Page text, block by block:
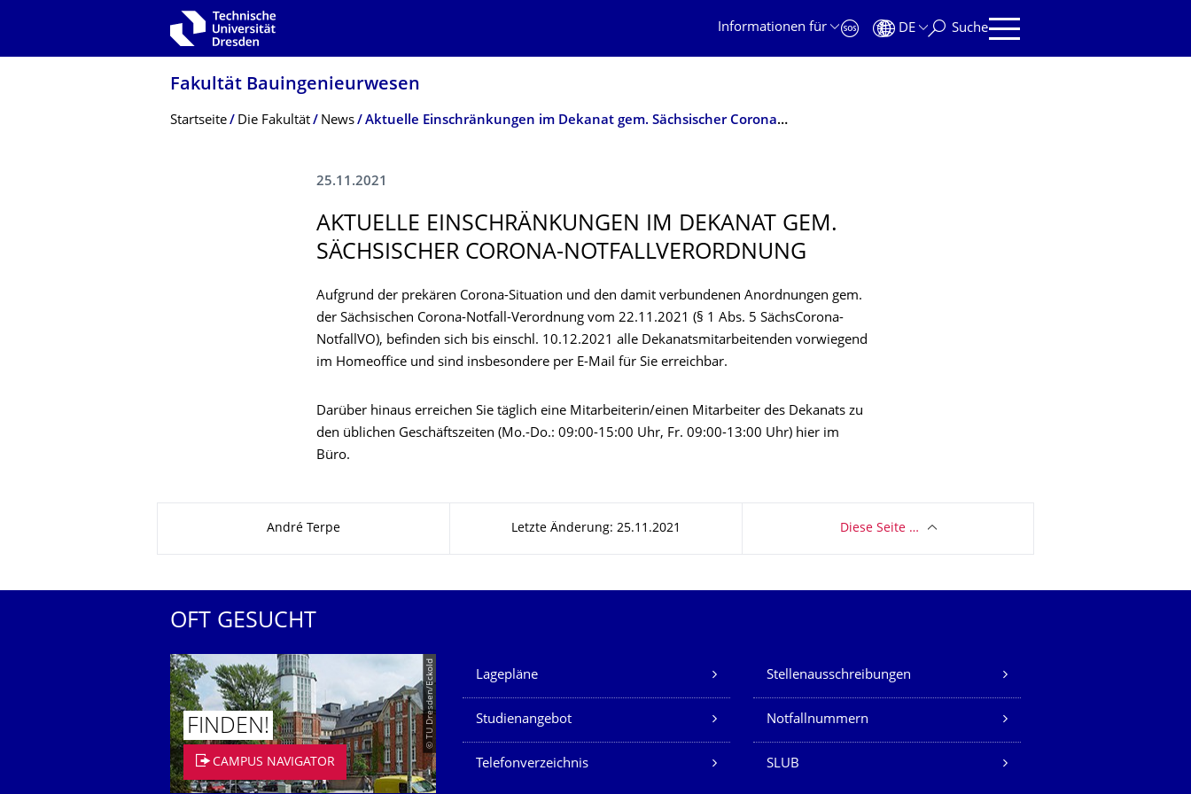
Zur Hauptnavigation springen
Informationen für
DE Suche
Fakultät Bauingenieurwesen
Breadcrumb-Menü
Startseite Die Fakultät News Aktuelle Einschränkungen im Dekanat gem. Sächsischer Corona-Notfallverordnung
25.11.2021
AKTUELLE EINSCHRÄNKUNGEN IM DEKANAT GEM.
SÄCHSISCHER CORONA-NOTFALLVERORD­NUNG
Aufgrund der prekären Corona-Situation und den damit verbundenen Anordnungen gem.
der Sächsischen Corona-Notfall-Verordnung vom 22.11.2021 (§ 1 Abs. 5 SächsCorona-
NotfallVO), befinden sich bis einschl. 10.12.2021 alle Dekanatsmitarbeitenden vorwiegend
im Homeoffice und sind insbesondere per E-Mail für Sie erreichbar.
Darüber hinaus erreichen Sie täglich eine Mitarbeiterin/einen Mitarbeiter des Dekanats zu
den üblichen Geschäftszeiten (Mo.-Do.: 09:00-15:00 Uhr, Fr. 09:00-13:00 Uhr) hier im
Büro.
André Terpe Letzte Änderung: 25.11.2021 Diese Seite …
OFT GESUCHT
© TU Dresden/Eckold
FINDEN!
CAMPUS NAVIGATOR
Unsere Dienste
Lagepläne Stellenausschreibungen
Studienangebot Notfallnummern
Telefonverzeichnis SLUB